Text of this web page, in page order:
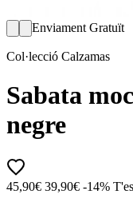
Enviament Gratuït
Col·lecció Calzamas
Sabata
negre
45,90€ 39,90€ -14%